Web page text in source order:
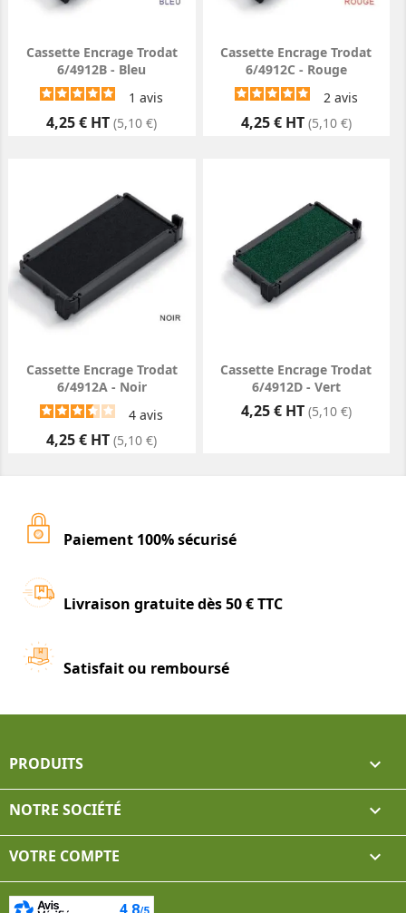
Cassette Encrage Trodat
6/4912B - Bleu
1avis
Prix
4,25 € HT (5,10 €)
Cassette Encrage Trodat
6/4912C - Rouge
2 avis
Prix
4,25 € HT (5,10 €)
Cassette Encrage Trodat
6/4912A - Noir
4avis
Prix
4,25 € HT (5,10 €)
Cassette Encrage Trodat
6/4912D - Vert
Prix
4,25 € HT (5,10 €)
Paiement 100% sécurisé
Livraison gratuite dès 50 € TTC
Satisfait ou remboursé
PRODUITS 
NOTRE SOCIÉTÉ 
VOTRE COMPTE 